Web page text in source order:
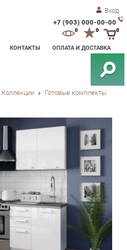
Вход
+7 (903) 000-00-00
КОНТАКТЫ ОПЛАТА И ДОСТАВКА
0 0
Коллекции Готовые комплекты